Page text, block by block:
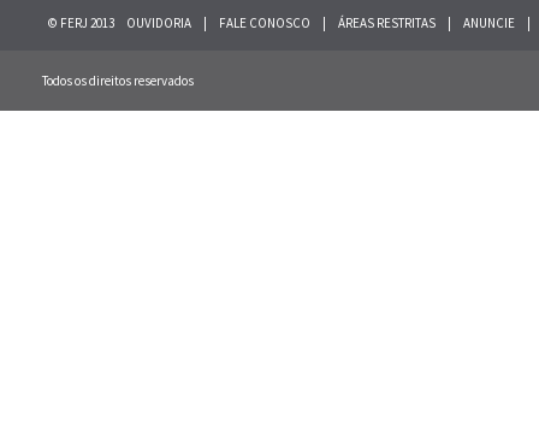
© FERJ 2013 OUVIDORIA FALE CONOSCO ÁREAS RESTRITAS ANUNCIE
Todos os direitos reservados